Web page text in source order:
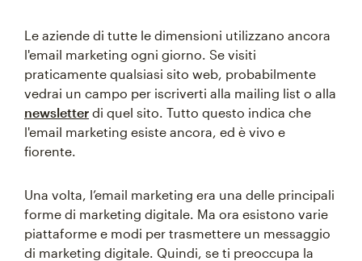
Le aziende di tutte le dimensioni utilizzano ancora
l'email marketing ogni giorno. Se visiti
praticamente qualsiasi sito web, probabilmente
vedrai un campo per iscriverti alla mailing list o alla
newsletter di quel sito. Tutto questo indica che
l'email marketing esiste ancora, ed è vivo e
fiorente.
Una volta, l’email marketing era una delle principali
forme di marketing digitale. Ma ora esistono varie
piattaforme e modi per trasmettere un messaggio
di marketing digitale. Quindi, se ti preoccupa la